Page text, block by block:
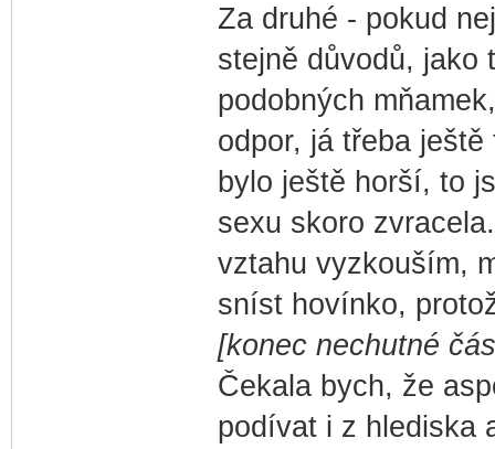
Za druhé - pokud
stejně důvodů, jako
podobných
odpor, já třeba
bylo ještě horší, to
sexu skoro
vztahu vyzkouším,
sníst hovínko,
[konec nechutné
Čekala bych, že
podívat i z hlediska